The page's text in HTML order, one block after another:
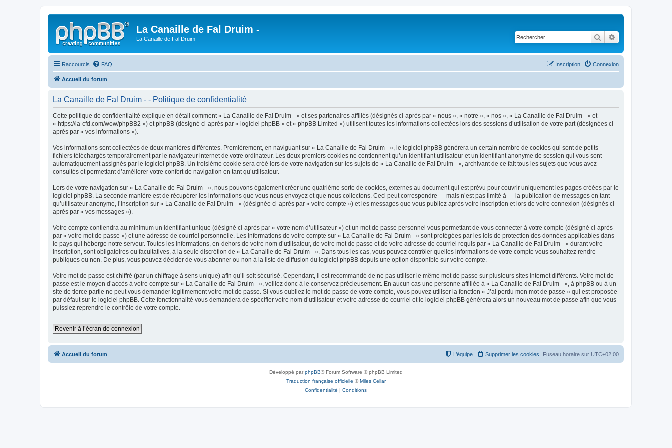
La Canaille de Fal Druim -
La Canaille de Fal Druim - Rechercher
Raccourcis FAQ Connexion
Inscription
Accueil du forum
La Canaille de Fal Druim - - Politique de confidentialité
Cette politique de confidentialité explique en détail comment « La Canaille de Fal Druim - » et ses partenaires affiliés (désignés ci-après par « nous », « notre », « nos », « La Canaille de Fal Druim - » et
« https://la-cfd.com/wow/phpBB2 ») et phpBB (désigné ci-après par « logiciel phpBB » et « phpBB Limited ») utilisent toutes les informations collectées lors des sessions d’utilisation de votre part (désignées ci-
après par « vos informations »).
Vos informations sont collectées de deux manières différentes. Premièrement, en naviguant sur « La Canaille de Fal Druim - », le logiciel phpBB génèrera un certain nombre de cookies qui sont de petits
fichiers téléchargés temporairement par le navigateur internet de votre ordinateur. Les deux premiers cookies ne contiennent qu’un identifiant utilisateur et un identifiant anonyme de session qui vous sont
automatiquement assignés par le logiciel phpBB. Un troisième cookie sera créé lors de votre navigation sur les sujets de « La Canaille de Fal Druim - », archivant de ce fait tous les sujets que vous avez
consultés et permettant d’améliorer votre confort de navigation en tant qu’utilisateur.
Lors de votre navigation sur « La Canaille de Fal Druim - », nous pouvons également créer une quatrième sorte de cookies, externes au document qui est prévu pour couvrir uniquement les pages créées par le
logiciel phpBB. La seconde manière est de récupérer les informations que vous nous envoyez et que nous collectons. Ceci peut correspondre — mais n’est pas limité à — la publication de messages en tant
qu’utilisateur anonyme, l’inscription sur « La Canaille de Fal Druim - » (désignée ci-après par « votre compte ») et les messages que vous publiez après votre inscription et lors de votre connexion (désignés ci-
après par « vos messages »).
Votre compte contiendra au minimum un identifiant unique (désigné ci-après par « votre nom d’utilisateur ») et un mot de passe personnel vous permettant de vous connecter à votre compte (désigné ci-après
par « votre mot de passe ») et une adresse de courriel personnelle. Les informations de votre compte sur « La Canaille de Fal Druim - » sont protégées par les lois de protection des données applicables dans
le pays qui héberge notre serveur. Toutes les informations, en-dehors de votre nom d’utilisateur, de votre mot de passe et de votre adresse de courriel requis par « La Canaille de Fal Druim - » durant votre
inscription, sont obligatoires ou facultatives, à la seule discrétion de « La Canaille de Fal Druim - ». Dans tous les cas, vous pouvez contrôler quelles informations de votre compte vous souhaitez rendre
publiques ou non. De plus, vous pouvez décider de vous abonner ou non à la liste de diffusion du logiciel phpBB depuis une option disponible sur votre compte.
Votre mot de passe est chiffré (par un chiffrage à sens unique) afin qu’il soit sécurisé. Cependant, il est recommandé de ne pas utiliser le même mot de passe sur plusieurs sites internet différents. Votre mot de
passe est le moyen d’accès à votre compte sur « La Canaille de Fal Druim - », veillez donc à le conservez précieusement. En aucun cas une personne affiliée à « La Canaille de Fal Druim - », à phpBB ou à un
site de tierce partie ne peut vous demander légitimement votre mot de passe. Si vous oubliez le mot de passe de votre compte, vous pouvez utiliser la fonction « J’ai perdu mon mot de passe » qui est proposée
par défaut sur le logiciel phpBB. Cette fonctionnalité vous demandera de spécifier votre nom d’utilisateur et votre adresse de courriel et le logiciel phpBB générera alors un nouveau mot de passe afin que vous
puissiez reprendre le contrôle de votre compte.
Revenir à l’écran de connexion
Accueil du forum Fuseau horaire sur UTC+02:00
Supprimer les cookies
L’équipe
Développé parphpBB® Forum Software © phpBB Limited
Traduction française officielle ©Miles Cellar
Confidentialité | Conditions